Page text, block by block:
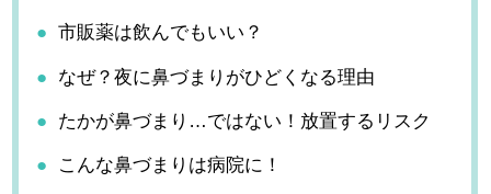
市販薬は飲んでもいい？
なぜ？夜に鼻づまりがひどくなる理由
たかが鼻づまり…ではない！放置するリスク
こんな鼻づまりは病院に！